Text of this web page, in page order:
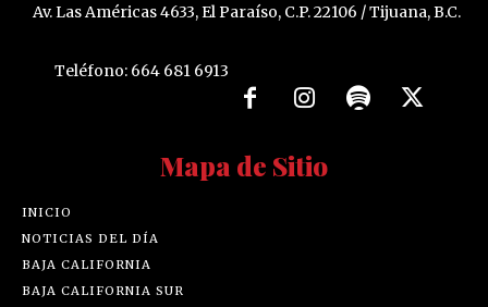
Av. Las Américas 4633, El Paraíso, C.P. 22106 / Tijuana, B.C.
Teléfono: 664 681 6913
Mapa de Sitio
INICIO
NOTICIAS DEL DÍA
BAJA CALIFORNIA
BAJA CALIFORNIA SUR